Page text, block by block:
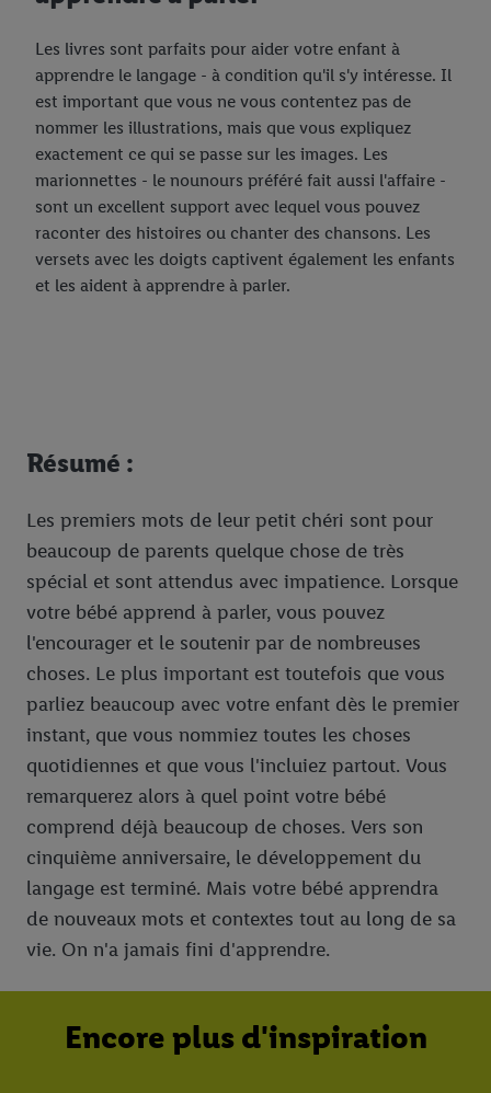
Les livres sont parfaits pour aider votre enfant à
apprendre le langage - à condition qu'il s'y intéresse. Il
est important que vous ne vous contentez pas de
nommer les illustrations, mais que vous expliquez
exactement ce qui se passe sur les images. Les
marionnettes - le nounours préféré fait aussi l'affaire -
sont un excellent support avec lequel vous pouvez
raconter des histoires ou chanter des chansons. Les
versets avec les doigts captivent également les enfants
et les aident à apprendre à parler.
Résumé :
Les premiers mots de leur petit chéri sont pour
beaucoup de parents quelque chose de très
spécial et sont attendus avec impatience. Lorsque
votre bébé apprend à parler, vous pouvez
l'encourager et le soutenir par de nombreuses
choses. Le plus important est toutefois que vous
parliez beaucoup avec votre enfant dès le premier
instant, que vous nommiez toutes les choses
quotidiennes et que vous l'incluiez partout. Vous
remarquerez alors à quel point votre bébé
comprend déjà beaucoup de choses. Vers son
cinquième anniversaire, le développement du
langage est terminé. Mais votre bébé apprendra
de nouveaux mots et contextes tout au long de sa
vie. On n'a jamais fini d'apprendre.
Encore plus d'inspiration